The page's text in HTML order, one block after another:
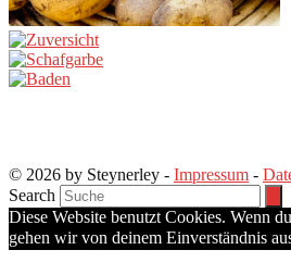
© 2026 by Steynerley - Impressum -
Search
Diese Website benutzt Cookies. Wenn
gehen wir von deinem Einverständnis